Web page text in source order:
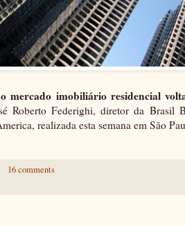
mercado imobiliário residencial
Roberto Federighi, diretor da Brasil
realizada esta semana em São
16 comments